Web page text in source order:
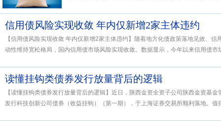
信用债风险实现收敛 年内仅新增2家主体违约
【信用债风险实现收敛 年内仅新增2家主体违约】随着地方化债政策落地见效、
动性维持宽松格局，国内信用债市场风险实现收敛。数据显示，今年以来信用债市
读懂挂钩类债券发行放量背后的逻辑
【读懂挂钩类债券发行放量背后的逻辑】近日，陕西金资全资子公司陕西金资基
发行科技创新公司债券（收益挂钩）（第一期），于上海证券交易所顺利落地。值